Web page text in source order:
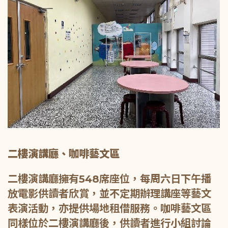
二樓演講廳、咖啡藝文區
二樓演講廳擁有548席座位，每周六日下午播
放電影供讀者欣賞，並不定期辦理講座等藝文
表演活動，亦提供場地租借服務。咖啡藝文區
同樣位於二樓演講廳後，供讀者進行小組討論